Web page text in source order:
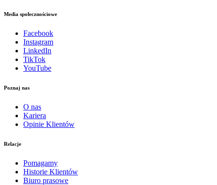
Media społecznościowe
Facebook
Instagram
LinkedIn
TikTok
YouTube
Poznaj nas
O nas
Kariera
Opinie Klientów
Relacje
Pomagamy
Historie Klientów
Biuro prasowe